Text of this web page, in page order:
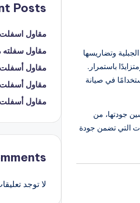
وتضاريسها
باستمرار.
في صيانة
جودتها، من
التي تضمن جودة
Posts
مقاول
مقاول سفلته
مقاول
مقاول
مقاول
لا توجد